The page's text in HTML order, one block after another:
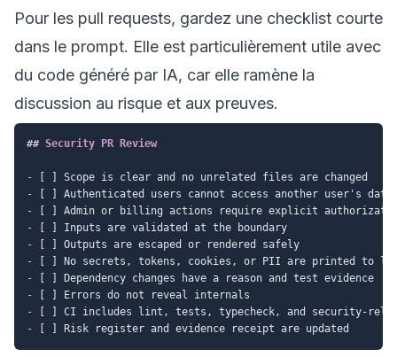
Pour les pull requests, gardez une checklist courte
dans le prompt. Elle est particulièrement utile avec
du code généré par IA, car elle ramène la
discussion au risque et aux preuves.
## Security PR Review
-
-
-
-
-
-
-
-
-
-